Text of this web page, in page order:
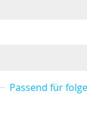
Passend für